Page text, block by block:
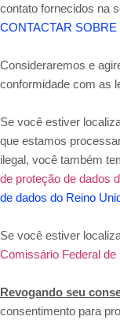
contato fornecidos na
CONTACTAR SOBRE
Consideraremos e
conformidade com as
Se você estiver
que estamos
ilegal, você também
de proteção de dados
de dados do Reino
Se você estiver
Comissário Federal
Revogando seu
consentimento para